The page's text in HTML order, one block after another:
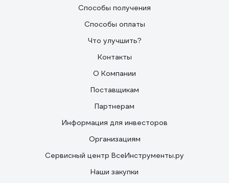
Способы получения
Способы оплаты
Что улучшить?
Контакты
О Компании
Поставщикам
Партнерам
Информация для инвесторов
Организациям
Сервисный центр ВсеИнструменты.ру
Наши закупки